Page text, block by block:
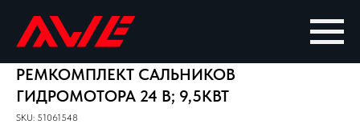
РЕМКОМПЛЕКТ САЛЬНИКОВ
ГИДРОМОТОРА 24 В; 9,5КВТ
SKU: 51061548